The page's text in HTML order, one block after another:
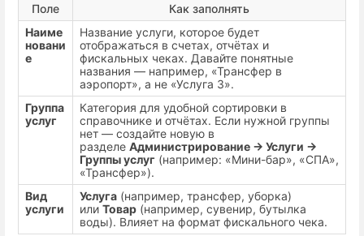
Поле
Как заполнять
Наиме
новани
е
Название услуги, которое будет
отображаться в счетах, отчётах и
фискальных чеках. Давайте понятные
названия — например, «Трансфер в
аэропорт», а не «Услуга 3».
Группа
услуг
Категория для удобной сортировки в
справочнике и отчётах. Если нужной группы
нет — создайте новую в
разделе Администрирование → Услуги →
Группы услуг (например: «Мини-бар», «СПА»,
«Трансфер»).
Вид
услуги
Услуга (например, трансфер, уборка)
или Товар (например, сувенир, бутылка
воды). Влияет на формат фискального чека.